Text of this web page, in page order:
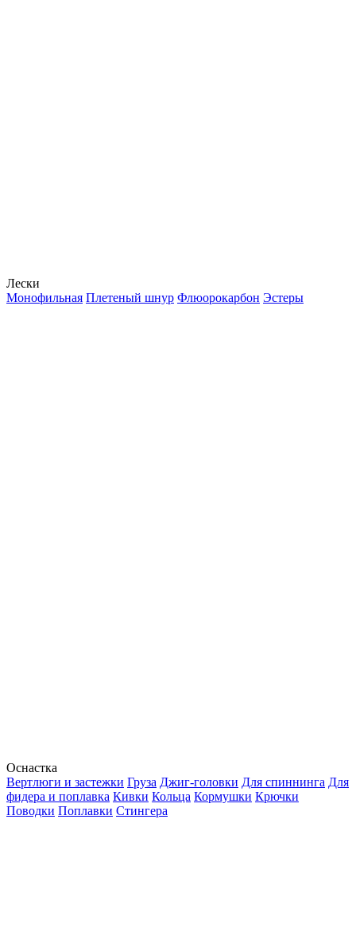
Лески
Монофильная Плетеный шнур Флюорокарбон Эстеры
Оснастка
Вертлюги и застежки Груза Джиг-головки Для спиннинга Для
фидера и поплавка Кивки Кольца Кормушки Крючки
Поводки Поплавки Стингера